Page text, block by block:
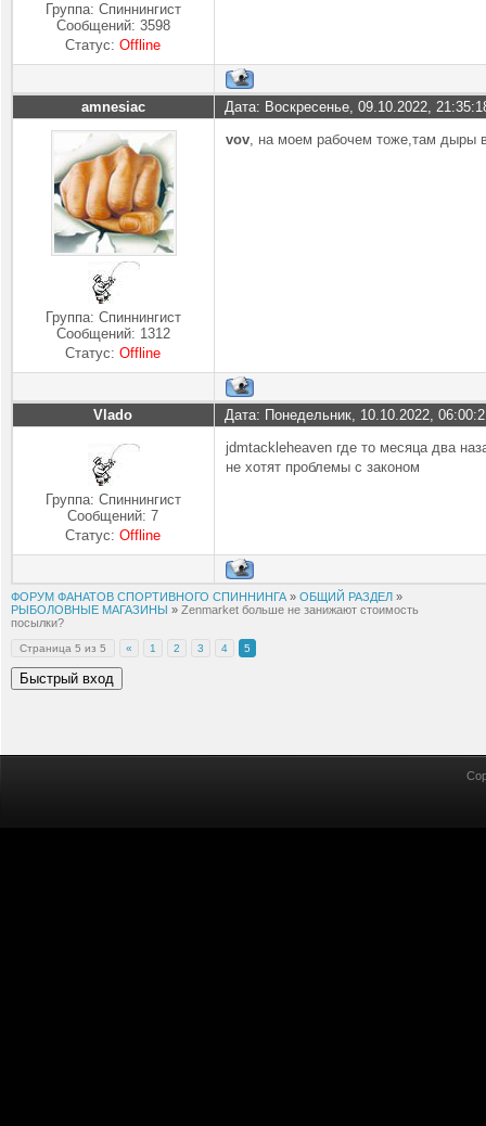
Группа: Спиннингист
Сообщений: 3598
Статус:Offline
amnesiac Дата: Воскресенье, 09.10.2022,
Группа: Спиннингист
Сообщений: 1312
Статус:Offline
vov, на моем рабочем тоже,там дыры
Vlado Дата: Понедельник, 10.10.2022,
Группа: Спиннингист
Сообщений:7
Статус:Offline
jdmtackleheaven где то месяца два
не хотят проблемы с законом
ФОРУМ ФАНАТОВ СПОРТИВНОГО СПИННИНГА » ОБЩИЙ РАЗДЕЛ »
РЫБОЛОВНЫЕ МАГАЗИНЫ » Zenmarket больше не занижают стоимость
посылки?
Страница 5 из 5 « 1 2 3 4 5